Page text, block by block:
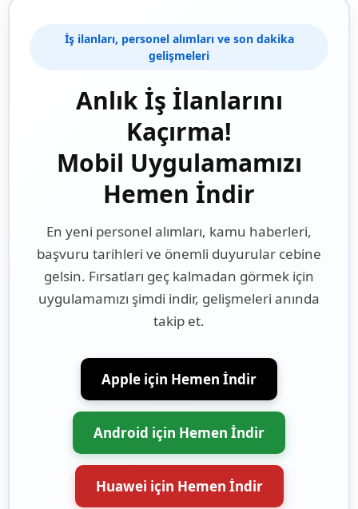
İş ilanları, personel alımları ve son dakika
gelişmeleri
Anlık İş İlanlarını
Kaçırma!
Mobil Uygulamamızı
Hemen İndir
En yeni personel alımları, kamu haberleri,
başvuru tarihleri ve önemli duyurular cebine
gelsin. Fırsatları geç kalmadan görmek için
uygulamamızı şimdi indir, gelişmeleri anında
takip et.
Apple için Hemen İndir
Android için Hemen İndir
Huawei için Hemen İndir